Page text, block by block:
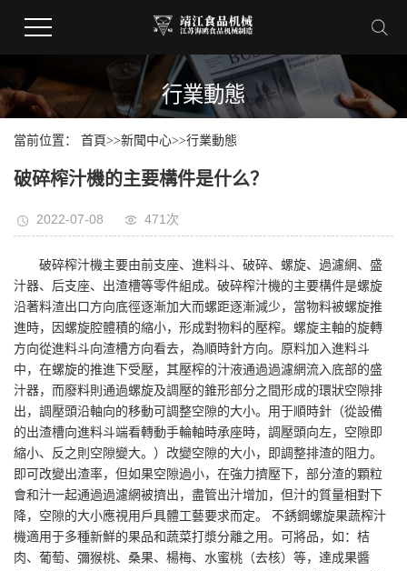
行業動態
當前位置： 首頁>>新聞中心>>行業動態
破碎榨汁機的主要構件是什么？
2022-07-08 471次
破碎榨汁機主要由前支座、進料斗、破碎、螺旋、過濾網、盛
汁器、后支座、出渣槽等零件組成。破碎榨汁機的主要構件是螺旋
沿著料渣出口方向底徑逐漸加大而螺距逐漸減少，當物料被螺旋推
進時，因螺旋腔體積的縮小，形成對物料的壓榨。螺旋主軸的旋轉
方向從進料斗向渣槽方向看去，為順時針方向。原料加入進料斗
中，在螺旋的推進下受壓，其壓榨的汁液通過過濾網流入底部的盛
汁器，而廢料則通過螺旋及調壓的錐形部分之間形成的環狀空隙排
出，調壓頭沿軸向的移動可調整空隙的大小。用于順時針（從設備
的出渣槽向進料斗端看轉動手輪軸時承座時，調壓頭向左，空隙即
縮小、反之則空隙變大。）改變空隙的大小，即調整排渣的阻力。
即可改變出渣率，但如果空隙過小，在強力擠壓下，部分渣的顆粒
會和汁一起通過過濾網被擠出，盡管出汁增加，但汁的質量相對下
降，空隙的大小應視用戶具體工藝要求而定。 不銹鋼螺旋果蔬榨汁
機適用于多種新鮮的果品和蔬菜打漿分離之用。可將品，如：桔
肉、葡萄、彌猴桃、桑果、楊梅、水蜜桃（去核）等，達成果醬